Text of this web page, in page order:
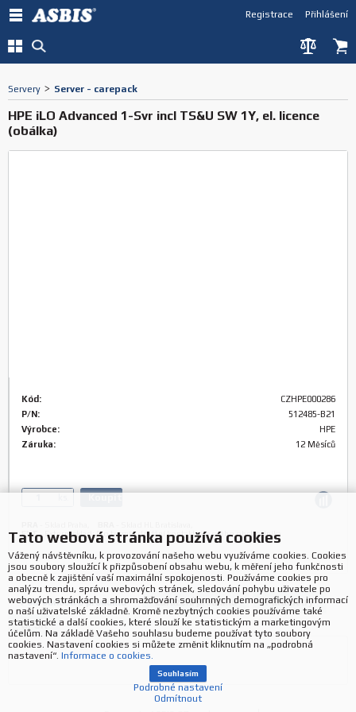
Přihlášení
Registrace
Servery > Server - carepack
HPE iLO Advanced 1-Svr incl TS&U SW 1Y, el. licence
(obálka)
Kód:
CZHPE000286
P/N:
512485-B21
Výrobce:
HPE
Záruka:
12 Měsíců
EXT- Externí sklad: Pro termín dodání kontaktujte svého obchodníka
Podrobnosti o produktu Zařazení produktu Parametry
GPSR
Tato webová stránka používá cookies
Vážený návštěvníku, k provozování našeho webu využíváme cookies. Cookies
jsou soubory sloužící k přizpůsobení obsahu webu, k měření jeho funkčnosti
a obecně k zajištění vaší maximální spokojenosti. Používáme cookies pro
analýzu trendu, správu webových stránek, sledování pohybu uživatele po
webových stránkách a shromažďování souhrnných demografických informací
o naší uživatelské základně. Kromě nezbytných cookies používáme také
statistické a další cookies, které slouží ke statistickým a marketingovým
účelům. Na základě Vašeho souhlasu budeme používat tyto soubory
cookies. Nastavení cookies si můžete změnit kliknutím na „podrobná
nastavení“. Informace o cookies.
Odmítnout
Podrobné nastavení
Souhlasím